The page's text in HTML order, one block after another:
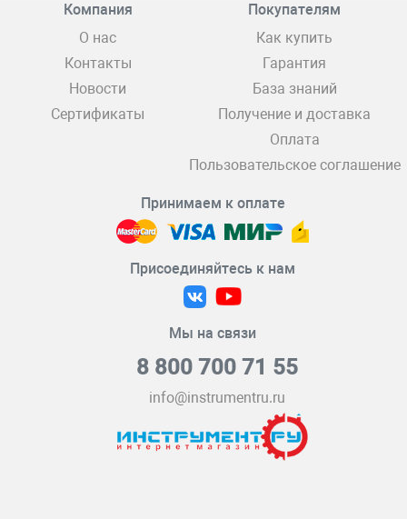
Компания
О нас
Контакты
Новости
Сертификаты
Покупателям
Как купить
Гарантия
База знаний
Получение и доставка
Оплата
Пользовательское соглашение
Принимаем к оплате
Присоединяйтесь к нам
Мы на связи
8 800 700 71 55
info@instrumentru.ru